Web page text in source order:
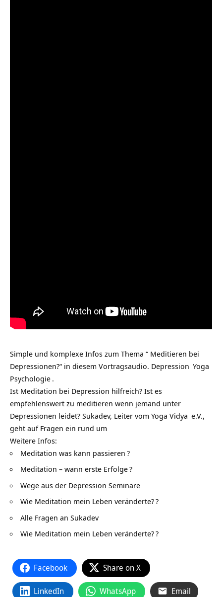
Simple und komplexe Infos zum Thema “ Meditieren bei
Depressionen?“ in diesem Vortragsaudio. Depression Yoga
Psychologie .
Ist Meditation bei Depression hilfreich? Ist es
empfehlenswert zu meditieren wenn jemand unter
Depressionen leidet? Sukadev, Leiter vom Yoga Vidya e.V.,
geht auf Fragen ein rund um
Weitere Infos:
Meditation was kann passieren ?
Meditation – wann erste Erfolge?
Wege aus der Depression Seminare
Wie Meditation mein Leben veränderte??
Alle Fragen an Sukadev
Wie Meditation mein Leben veränderte??
Facebook Share on X
LinkedIn WhatsApp Email